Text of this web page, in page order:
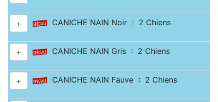
+ CANICHE NAIN Noir : 2 Chiens
+ CANICHE NAIN Gris : 2 Chiens
+ CANICHE NAIN Fauve : 2 Chiens